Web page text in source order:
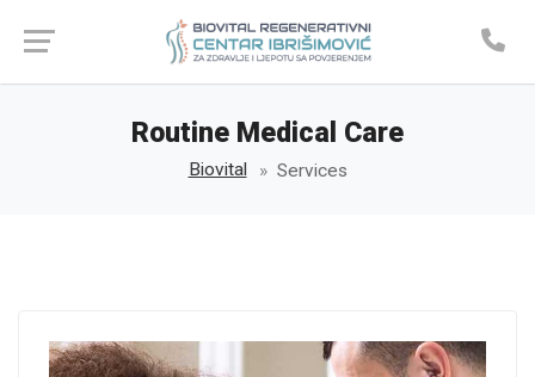
Routine Medical Care
Biovital Services